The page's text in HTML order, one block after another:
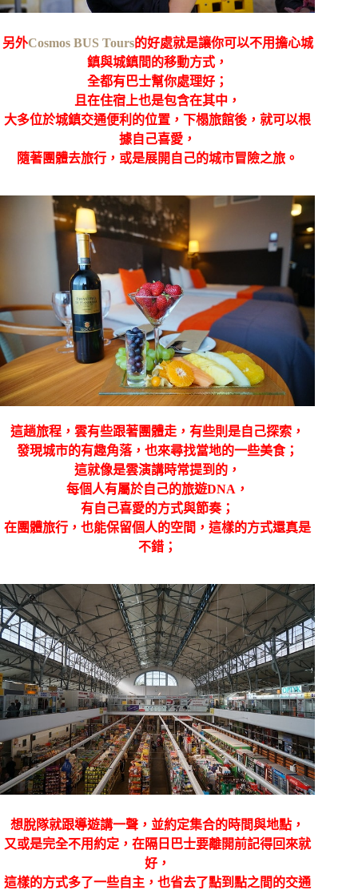
另外Cosmos BUS Tours的好處就是讓你可以不用擔心城
鎮與城鎮間的移動方式，
全都有巴士幫你處理好；
且在住宿上也是包含在其中，
大多位於城鎮交通便利的位置，下榻旅館後，就可以根
據自己喜愛，
隨著團體去旅行，或是展開自己的城市冒險之旅。
這趟旅程，雲有些跟著團體走，有些則是自己探索，
發現城市的有趣角落，也來尋找當地的一些美食；
這就像是雲演講時常提到的，
每個人有屬於自己的旅遊DNA，
有自己喜愛的方式與節奏；
在團體旅行，也能保留個人的空間，這樣的方式還真是
不錯；
想脫隊就跟導遊講一聲，並約定集合的時間與地點，
又或是完全不用約定，在隔日巴士要離開前記得回來就
好，
這樣的方式多了一些自主，也省去了點到點之間的交通